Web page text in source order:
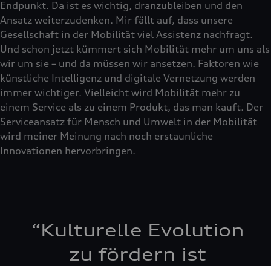
Endpunkt. Da ist es wichtig, dranzubleiben und den
Ansatz weiterzudenken. Mir fällt auf, dass unsere
Gesellschaft in der Mobilität viel Assistenz nachfragt.
Und schon jetzt kümmert sich Mobilität mehr um uns als
wir um sie – und da müssen wir ansetzen. Faktoren wie
künstliche Intelligenz und digitale Vernetzung werden
immer wichtiger. Vielleicht wird Mobilität mehr zu
einem Service als zu einem Produkt, das man kauft. Der
Serviceansatz für Mensch und Umwelt in der Mobilität
wird meiner Meinung nach noch erstaunliche
Innovationen hervorbringen.
“Kulturelle Evolution
zu fördern ist